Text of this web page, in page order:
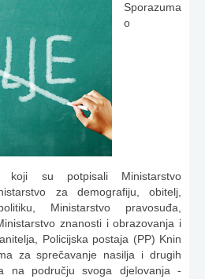
Sporazuma
o
koji su potpisali Ministarstvo
za demografiju, obitelj,
Ministarstvo pravosuđa,
znanosti i obrazovanja i
Policijska postaja (PP) Knin
za sprečavanje nasilja i drugih
na području svoga djelovanja -